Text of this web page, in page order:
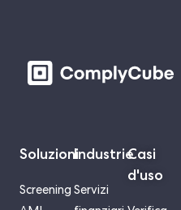
Soluzioni
Screening
Industrie
Servizi
Casi
d'uso